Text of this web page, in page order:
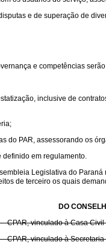
e de superação de
e competências
inclusive de
do PAR, assessorando os
definido em regulamento.
Legislativa do
de terceiro os quais
DO
CPAR, vinculado à Casa
CPAR, vinculado à